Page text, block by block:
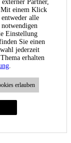
Partner,
einem Klick
alle
Einstellung
Sie einen
jederzeit
erhalten
erlauben